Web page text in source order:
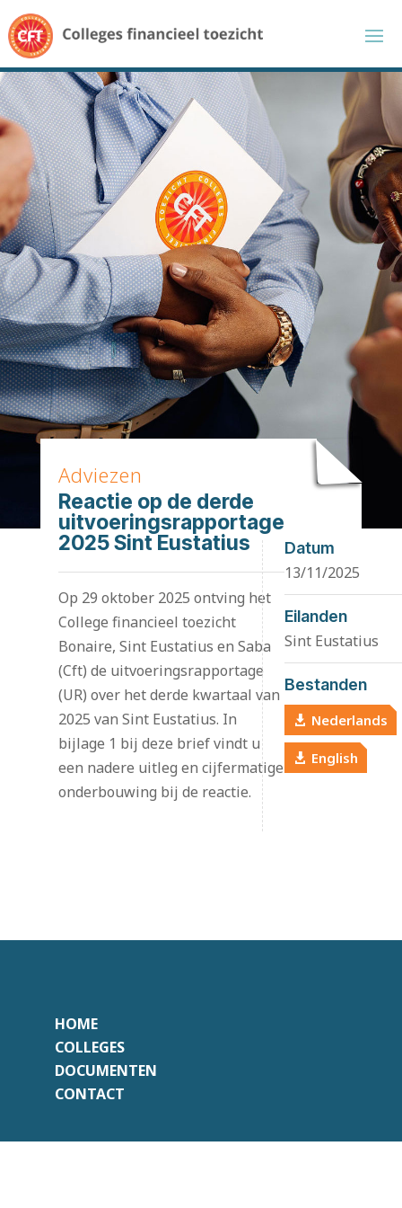
Adviezen
Reactie op de derde
uitvoeringsrapportage
2025 Sint Eustatius
Op 29 oktober 2025 ontving het
College financieel toezicht
Bonaire, Sint Eustatius en Saba
(Cft) de uitvoeringsrapportage
(UR) over het derde kwartaal van
2025 van Sint Eustatius. In
bijlage 1 bij deze brief vindt u
een nadere uitleg en cijfermatige
onderbouwing bij de reactie.
Datum
13/11/2025
Eilanden
Sint Eustatius
Bestanden
Nederlands
English
HOME
COLLEGES
DOCUMENTEN
CONTACT